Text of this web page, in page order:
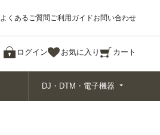
よくあるご質問ご利用ガイドお問い合わせ
ログイン お気に入り カート
詳細検索
DJ・DTM・電子機器